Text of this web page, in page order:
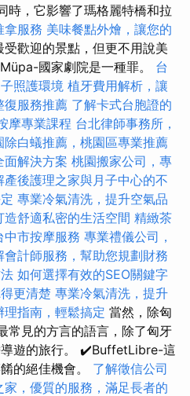
時，它影響了瑪格麗特橋和拉
拿服務 美味餐點外燴，讓您的
受歡迎的景點，但更不用說美
國家劇院是一種罪。 台
照護環境 植牙費用解析，讓
復服務推薦 了解卡式台胞證的
摩專業課程 台北律師事務所，
除白蟻推薦，桃園區專業推薦
面解決方案 桃園搬家公司，專
產後護理之家與月子中心的不
專業冷氣清洗，提升空氣品
舒適私密的生活空間 精緻茶
中市按摩服務 專業禮儀公司，
會計師服務，幫助您規劃財務
如何選擇有效的SEO關鍵字
更清楚 專業冷氣清洗，提升
指南，輕鬆搞定 當然，除匈
常見的方言的語言，除了匈牙
遊的旅行。 ✔️BuffetLibre-這
的絕佳機會。 了解徵信公司
家，優質的服務，滿足長者的